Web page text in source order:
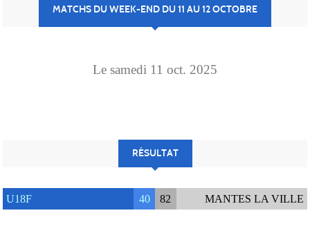
MATCHS DU WEEK-END DU 11 AU 12 OCTOBRE
Le samedi 11 oct. 2025
RÉSULTAT
U18F 40 82 MANTES LA VILLE